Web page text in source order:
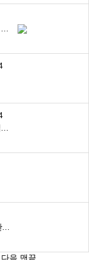
오산~충청권/주5일근무/500만원완제/5톤축카고/대기업주류고정운송
다음 맨끝